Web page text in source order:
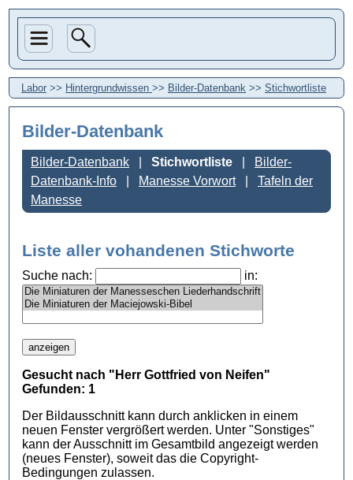
Labor >> Hintergrundwissen >> Bilder-Datenbank >> Stichwortliste
Bilder-Datenbank
Bilder-Datenbank Stichwortliste
Bilder-
Datenbank-Info
Manesse Vorwort
Tafeln der
Manesse
Liste aller vohandenen Stichworte
Suche nach: in:
Gesucht nach "Herr Gottfried von Neifen"
Gefunden: 1
Der Bildausschnitt kann durch anklicken in einem
neuen Fenster vergrößert werden. Unter "Sonstiges"
kann der Ausschnitt im Gesamtbild angezeigt werden
(neues Fenster), soweit das die Copyright-
Bedingungen zulassen.